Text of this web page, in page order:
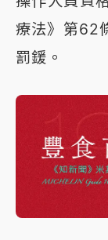
療法》第62
罰鍰。